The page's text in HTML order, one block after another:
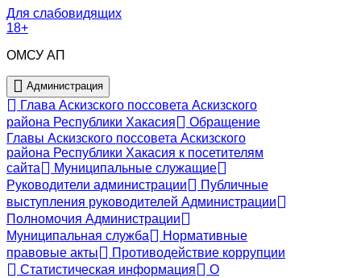
Для слабовидящих
18+
ОМСУ АП
Администрация
Глава Аскизского поссовета Аскизского
района Республики Хакасия
Обращение
Главы Аскизского поссовета Аскизского
района Республики Хакасия к посетителям
сайта
Муниципальные служащие
Руководители администрации
Публичные
выступления руководителей Администрации
Полномочия Администрации
Муниципальная служба
Нормативные
правовые акты
Противодействие коррупции
Статистическая информация
О